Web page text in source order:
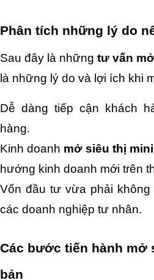
Phân tích những lý do
Sau đây là những tư vấn
là những lý do và lợi ích khi
Dễ dàng tiếp cận khách
hàng.
Kinh doanh mở siêu thị mini
hướng kinh doanh mới trên
Vốn đầu tư vừa phải
các doanh nghiệp tư nhân.
Các bước tiến hành
bản